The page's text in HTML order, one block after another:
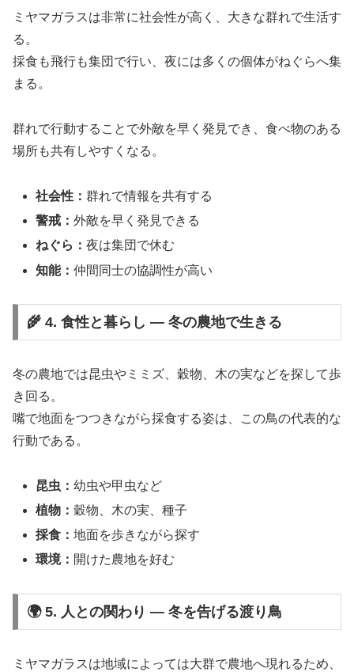
ミヤマガラスは非常に社会性が高く、大きな群れで生活す
る。
採食も飛行も集団で行い、夜には多くの個体がねぐらへ集
まる。
群れで行動することで外敵を早く発見でき、食べ物のある
場所も共有しやすくなる。
社会性：群れで情報を共有する
警戒：外敵を早く発見できる
ねぐら：夜は集団で休む
知能：仲間同士の協調性が高い
🌾 4. 食性と暮らし ― 冬の農地で生きる
冬の農地では昆虫やミミズ、穀物、木の実などを探して歩
き回る。
嘴で地面をつつきながら採食する姿は、この鳥の代表的な
行動である。
昆虫：幼虫や甲虫など
植物：穀物、木の実、種子
採食：地面を歩きながら探す
環境： 開けた農地を好む
🌍 5. 人との関わり ― 冬を告げる渡り鳥
ミヤマガラスは地域によっては大群で農地へ現れるため、